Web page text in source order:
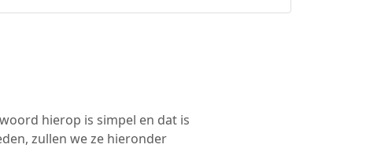
hierop is simpel en dat is
zullen we ze hieronder